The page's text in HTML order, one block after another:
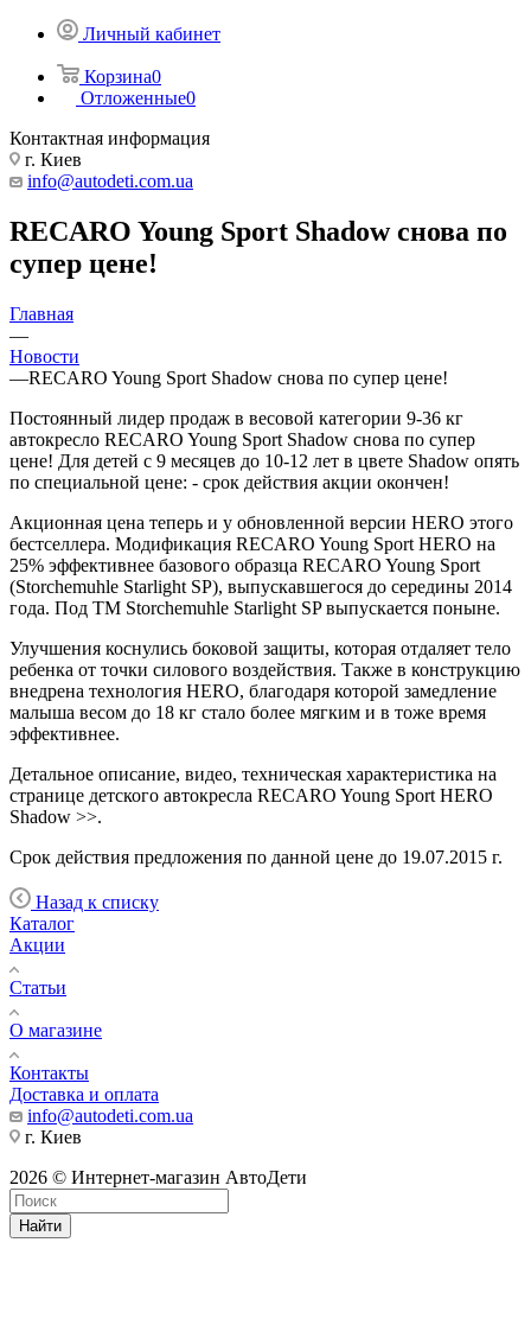
Личный кабинет
Корзина0
Отложенные0
Контактная информация
г. Киев
info@autodeti.com.ua
RECARO Young Sport Shadow снова по
супер цене!
Главная
—
Новости
—RECARO Young Sport Shadow снова по супер цене!
Постоянный лидер продаж в весовой категории 9-36 кг
автокресло RECARO Young Sport Shadow снова по супер
цене! Для детей с 9 месяцев до 10-12 лет в цвете Shadow опять
по специальной цене: - срок действия акции окончен!
Акционная цена теперь и у обновленной версии HERO этого
бестселлера. Модификация RECARO Young Sport HERO на
25% эффективнее базового образца RECARO Young Sport
(Storchemuhle Starlight SP), выпускавшегося до середины 2014
года. Под ТМ Storchemuhle Starlight SP выпускается поныне.
Улучшения коснулись боковой защиты, которая отдаляет тело
ребенка от точки силового воздействия. Также в конструкцию
внедрена технология HERO, благодаря которой замедление
малыша весом до 18 кг стало более мягким и в тоже время
эффективнее.
Детальное описание, видео, техническая характеристика на
странице детского автокресла RECARO Young Sport HERO
Shadow >>.
Срок действия предложения по данной цене до 19.07.2015 г.
Назад к списку
Каталог
Акции
Статьи
О магазине
Контакты
Доставка и оплата
info@autodeti.com.ua
г. Киев
2026 © Интернет-магазин АвтоДети
Найти